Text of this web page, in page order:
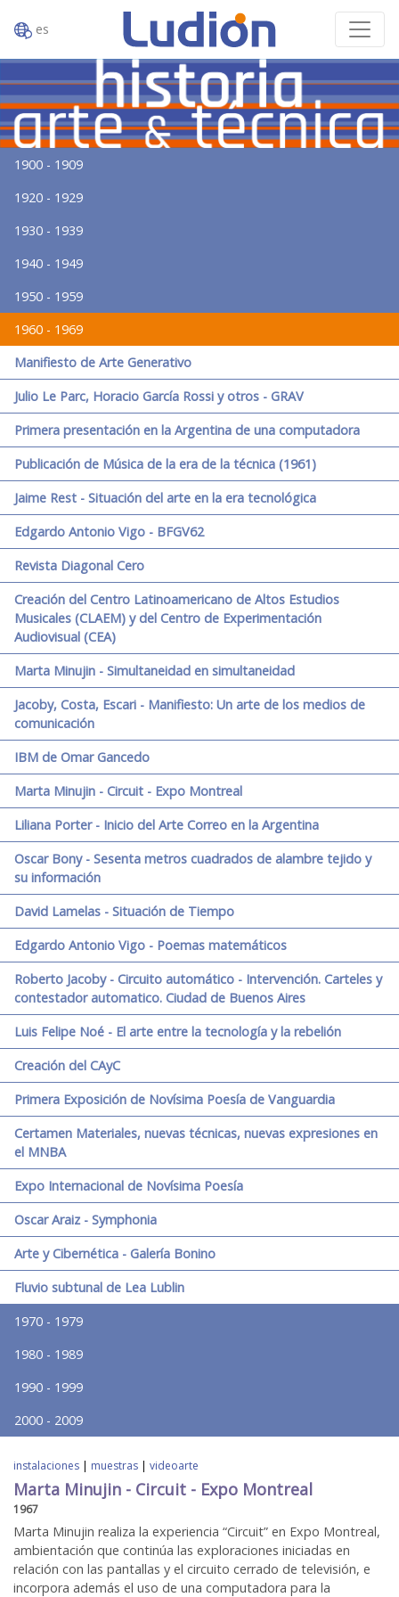
es
1900 - 1909
1920 - 1929
1930 - 1939
1940 - 1949
1950 - 1959
1960 - 1969
Manifiesto de Arte Generativo
Julio Le Parc, Horacio García Rossi y otros - GRAV
Primera presentación en la Argentina de una computadora
Publicación de Música de la era de la técnica (1961)
Jaime Rest - Situación del arte en la era tecnológica
Edgardo Antonio Vigo - BFGV62
Revista Diagonal Cero
Creación del Centro Latinoamericano de Altos Estudios
Musicales (CLAEM) y del Centro de Experimentación
Audiovisual (CEA)
Marta Minujin - Simultaneidad en simultaneidad
Jacoby, Costa, Escari - Manifiesto: Un arte de los medios de
comunicación
IBM de Omar Gancedo
Marta Minujin - Circuit - Expo Montreal
Liliana Porter - Inicio del Arte Correo en la Argentina
Oscar Bony - Sesenta metros cuadrados de alambre tejido y
su información
David Lamelas - Situación de Tiempo
Edgardo Antonio Vigo - Poemas matemáticos
Roberto Jacoby - Circuito automático - Intervención. Carteles y
contestador automatico. Ciudad de Buenos Aires
Luis Felipe Noé - El arte entre la tecnología y la rebelión
Creación del CAyC
Primera Exposición de Novísima Poesía de Vanguardia
Certamen Materiales, nuevas técnicas, nuevas expresiones en
el MNBA
Expo Internacional de Novísima Poesía
Oscar Araiz - Symphonia
Arte y Cibernética - Galería Bonino
Fluvio subtunal de Lea Lublin
1970 - 1979
1980 - 1989
1990 - 1999
2000 - 2009
instalaciones | muestras | videoarte
Marta Minujin - Circuit - Expo Montreal
1967
Marta Minujin realiza la experiencia “Circuit” en Expo Montreal,
ambientación que continúa las exploraciones iniciadas en
relación con las pantallas y el circuito cerrado de televisión, e
incorpora además el uso de una computadora para la